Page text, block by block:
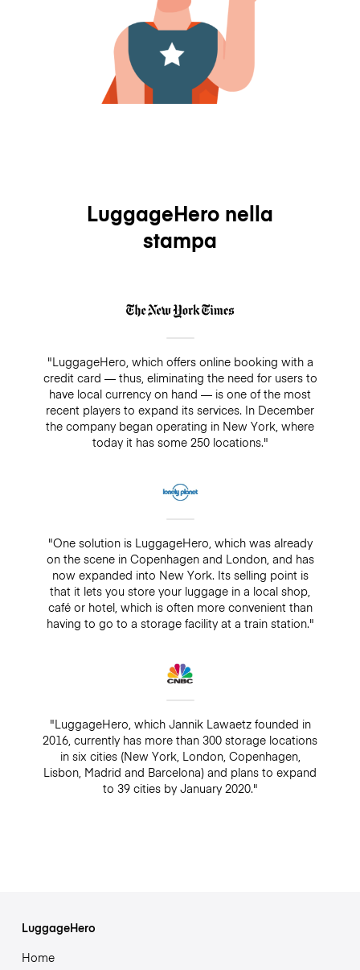
LuggageHero nella
stampa
"LuggageHero, which offers online booking with a
credit card — thus, eliminating the need for users to
have local currency on hand — is one of the most
recent players to expand its services. In December
the company began operating in New York, where
today it has some 250 locations."
"One solution is LuggageHero, which was already
on the scene in Copenhagen and London, and has
now expanded into New York. Its selling point is
that it lets you store your luggage in a local shop,
café or hotel, which is often more convenient than
having to go to a storage facility at a train station."
"LuggageHero, which Jannik Lawaetz founded in
2016, currently has more than 300 storage locations
in six cities (New York, London, Copenhagen,
Lisbon, Madrid and Barcelona) and plans to expand
to 39 cities by January 2020."
LuggageHero
Home